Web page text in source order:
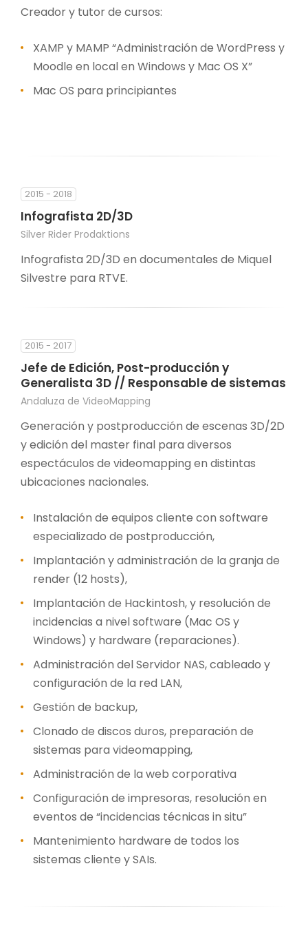
Creador y tutor de cursos:
XAMP y MAMP “Administración de WordPress y
Moodle en local en Windows y Mac OS X”
Mac OS para principiantes
2015 - 2018
Infografista 2D/3D
Silver Rider Prodaktions
Infografista 2D/3D en documentales de Miquel
Silvestre para RTVE.
2015 - 2017
Jefe de Edición, Post-producción y
Generalista 3D // Responsable de sistemas
Andaluza de VideoMapping
Generación y postproducción de escenas 3D/2D
y edición del master final para diversos
espectáculos de videomapping en distintas
ubicaciones nacionales.
Instalación de equipos cliente con software
especializado de postproducción,
Implantación y administración de la granja de
render (12 hosts),
Implantación de Hackintosh, y resolución de
incidencias a nivel software (Mac OS y
Windows) y hardware (reparaciones).
Administración del Servidor NAS, cableado y
configuración de la red LAN,
Gestión de backup,
Clonado de discos duros, preparación de
sistemas para videomapping,
Administración de la web corporativa
Configuración de impresoras, resolución en
eventos de “incidencias técnicas in situ”
Mantenimiento hardware de todos los
sistemas cliente y SAIs.